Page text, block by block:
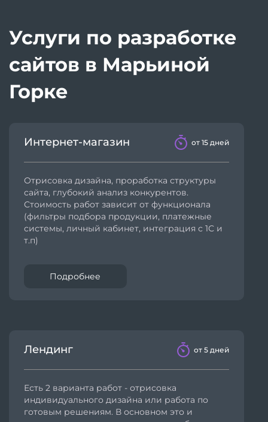
Услуги по разработке
сайтов в Марьиной
Горке
Интернет-магазин от 15 дней
Отрисовка дизайна, проработка структуры
сайта, глубокий анализ конкурентов.
Стоимость работ зависит от функционала
(фильтры подбора продукции, платежные
системы, личный кабинет, интеграция с 1С и
т.п)
Подробнее
Лендинг от 5 дней
Есть 2 варианта работ - отрисовка
индивидуального дизайна или работа по
готовым решениям. В основном это и